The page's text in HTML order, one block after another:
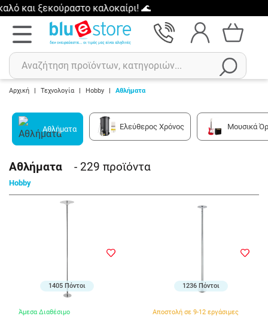
καλοκαίρι! 🌊
Πρόσφατες αναζητήσεις :
Αρχική | Τεχνολογία | Hobby | Αθλήματα
Αθλήματα Ελεύθερος Χρόνος Μουσικά
Αθλήματα - 229 προϊόντα
Hobby
1405 Πόντοι
Άμεσα Διαθέσιμο
1236 Πόντοι
Αποστολή σε 9-12 εργάσιμες